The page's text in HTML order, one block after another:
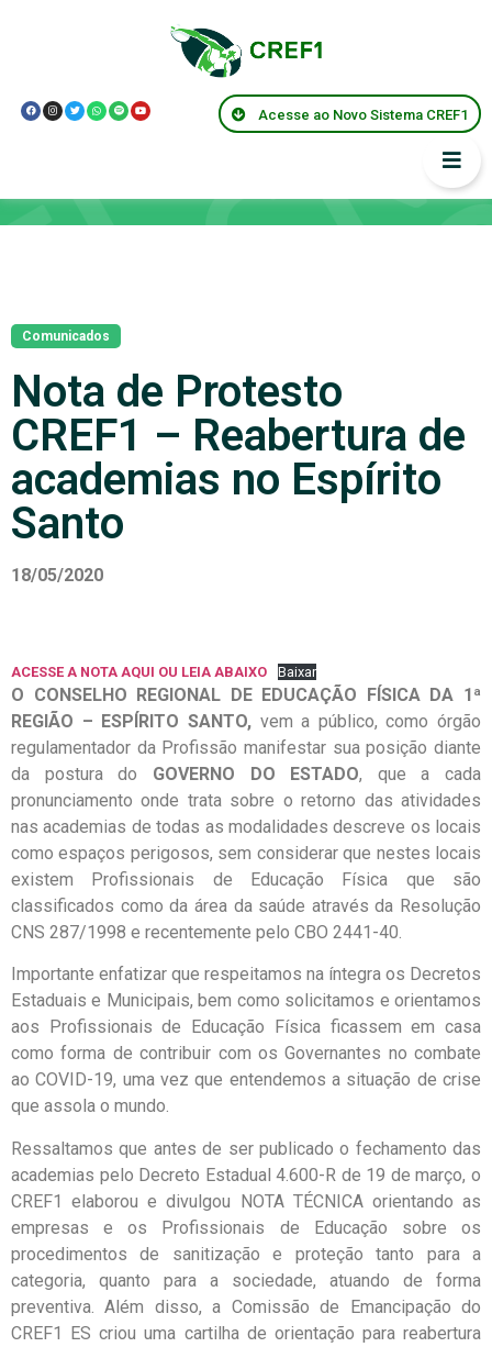
Acesse ao Novo Sistema CREF1
Comunicados
Nota de Protesto
CREF1 – Reabertura de
academias no Espírito
Santo
18/05/2020
ACESSE A NOTA AQUI OU LEIA ABAIXO Baixar
O CONSELHO REGIONAL DE EDUCAÇÃO FÍSICA DA 1ª
REGIÃO – ESPÍRITO SANTO, vem a público, como órgão
regulamentador da Profissão manifestar sua posição diante
da postura do GOVERNO DO ESTADO, que a cada
pronunciamento onde trata sobre o retorno das atividades
nas academias de todas as modalidades descreve os locais
como espaços perigosos, sem considerar que nestes locais
existem Profissionais de Educação Física que são
classificados como da área da saúde através da Resolução
CNS 287/1998 e recentemente pelo CBO 2441-40.
Importante enfatizar que respeitamos na íntegra os Decretos
Estaduais e Municipais, bem como solicitamos e orientamos
aos Profissionais de Educação Física ficassem em casa
como forma de contribuir com os Governantes no combate
ao COVID-19, uma vez que entendemos a situação de crise
que assola o mundo.
Ressaltamos que antes de ser publicado o fechamento das
academias pelo Decreto Estadual 4.600-R de 19 de março, o
CREF1 elaborou e divulgou NOTA TÉCNICA orientando as
empresas e os Profissionais de Educação sobre os
procedimentos de sanitização e proteção tanto para a
categoria, quanto para a sociedade, atuando de forma
preventiva. Além disso, a Comissão de Emancipação do
CREF1 ES criou uma cartilha de orientação para reabertura